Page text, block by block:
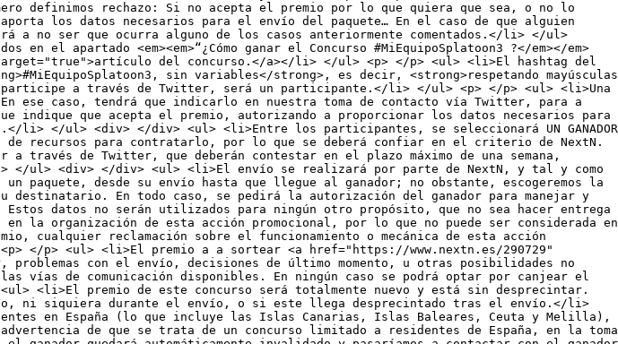
definimos rechazo: Si no acepta el premio por lo que quiera que sea, o no lo
los datos necesarios para el envío del paquete… En el caso de que alguien
a no ser que ocurra alguno de los casos anteriormente comentados.</li> </ul>
el apartado <em><em>“¿Cómo ganar el Concurso #MiEquipoSplatoon3 ?</em></em>
del concurso.</a></li> </ul> <p> </p> <ul> <li>El hashtag del
sin variables</strong>, es decir, <strong>respetando mayúsculas
a través de Twitter, será un participante.</li> </ul> <p> </p> <ul> <li>Una
ese caso, tendrá que indicarlo en nuestra toma de contacto vía Twitter, para a
indique que acepta el premio, autorizando a proporcionar los datos necesarios para
li> </ul> <div> </div> <ul> <li>Entre los participantes, se seleccionará UN GANADOR
de recursos para contratarlo, por lo que se deberá confiar en el criterio de NextN.
través de Twitter, que deberán contestar en el plazo máximo de una semana,
</ul> <div> </div> <ul> <li>El envío se realizará por parte de NextN, y tal y como
paquete, desde su envío hasta que llegue al ganador; no obstante, escogeremos la
destinatario. En todo caso, se pedirá la autorización del ganador para manejar y
datos no serán utilizados para ningún otro propósito, que no sea hacer entrega
la organización de esta acción promocional, por lo que no puede ser considerada en
cualquier reclamación sobre el funcionamiento o mecánica de esta acción
</p> <ul> <li>El premio a a sortear <a href="https://www.nextn.es/290729"
con el envío, decisiones de último momento, u otras posibilidades no
vías de comunicación disponibles. En ningún caso se podrá optar por canjear el
<li>El premio de este concurso será totalmente nuevo y está sin desprecintar.
ni siquiera durante el envío, o si este llega desprecintado tras el envío.</li>
en España (lo que incluye las Islas Canarias, Islas Baleares, Ceuta y Melilla),
de que se trata de un concurso limitado a residentes de España, en la toma